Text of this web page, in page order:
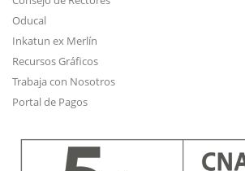
Oducal
Inkatun ex Merlín
Recursos Gráficos
Trabaja con Nosotros
Portal de Pagos